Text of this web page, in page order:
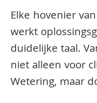
Elke hovenier
werkt
duidelijke taal.
niet alleen voor
Wetering, maar